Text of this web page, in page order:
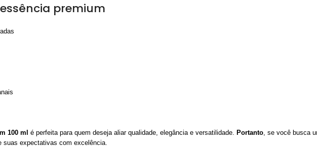
premium
100 ml é perfeita para quem deseja aliar qualidade, elegância e versatilidade. Portanto, se você busca
suas expectativas com excelência.